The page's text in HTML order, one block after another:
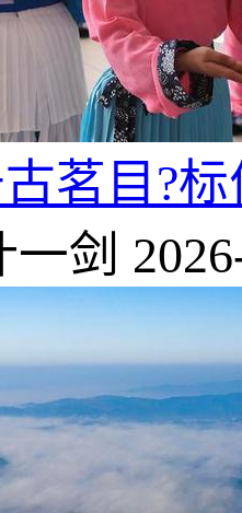
茗目?
一剑